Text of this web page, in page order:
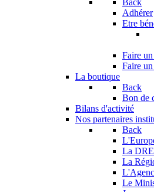
Back
Adhérer
Etre
Faire
Faire
La boutique
Back
Bon de
Bilans d'activité
Nos partenaires
Back
La
La
Le